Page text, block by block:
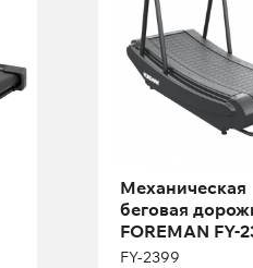
Механическая
беговая
FOREMAN FY-
FY-2399
Длина:
Высота: